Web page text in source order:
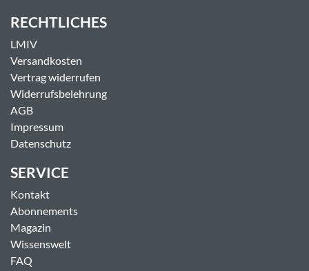
RECHTLICHES
LMIV
Versandkosten
Vertrag widerrufen
Widerrufsbelehrung
AGB
Impressum
Datenschutz
SERVICE
Kontakt
Abonnements
Magazin
Wissenswelt
FAQ